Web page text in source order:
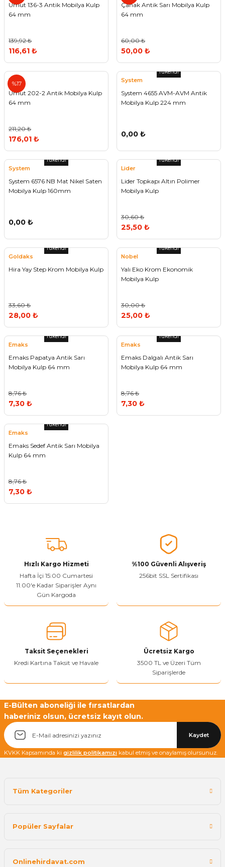
Umut 136-3 Antik Mobilya Kulp
64 mm
139,92 ₺
116,61 ₺
Çanak Antik Sarı Mobilya Kulp
64 mm
60,00 ₺
50,00 ₺
%17
Umut
Umut 202-2 Antik Mobilya Kulp
64 mm
211,20 ₺
176,01 ₺
Tükendi
System
System 4655 AVM-AVM Antik
Mobilya Kulp 224 mm
0,00 ₺
Tükendi
System
System 6576 NB Mat Nikel Saten
Mobilya Kulp 160mm
0,00 ₺
Tükendi
Lider
Lider Topkapı Altın Polimer
Mobilya Kulp
30,60 ₺
25,50 ₺
Tükendi
Goldaks
Hira Yay Step Krom Mobilya Kulp
33,60 ₺
28,00 ₺
Tükendi
Nobel
Yalı Eko Krom Ekonomik
Mobilya Kulp
30,00 ₺
25,00 ₺
Tükendi
Emaks
Emaks Papatya Antik Sarı
Mobilya Kulp 64 mm
8,76 ₺
7,30 ₺
Tükendi
Emaks
Emaks Dalgalı Antik Sarı
Mobilya Kulp 64 mm
8,76 ₺
7,30 ₺
Tükendi
Emaks
Emaks Sedef Antik Sarı Mobilya
Kulp 64 mm
8,76 ₺
7,30 ₺
Hızlı Kargo Hizmeti
Hafta İçi 15:00 Cumartesi
11.00'e Kadar Siparişler Aynı
Gün Kargoda
%100 Güvenli Alışveriş
256bit SSL Sertifikası
Taksit Seçenekleri
Kredi Kartına Taksit ve Havale
Ücretsiz Kargo
3500 TL ve Üzeri Tüm
Siparişlerde
E-Bülten aboneliği ile fırsatlardan
haberiniz olsun, ücretsiz kayıt olun.
Kaydet
KVKK Kapsamında ki gizlilik politikamızı kabul etmiş ve onaylamış olursunuz.
Tüm Kategoriler
Popüler Sayfalar
Onlinehirdavat.com